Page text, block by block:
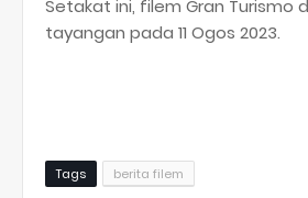
Setakat ini, filem Gran Turismo
tayangan pada 11 Ogos 2023.
Tags berita filem